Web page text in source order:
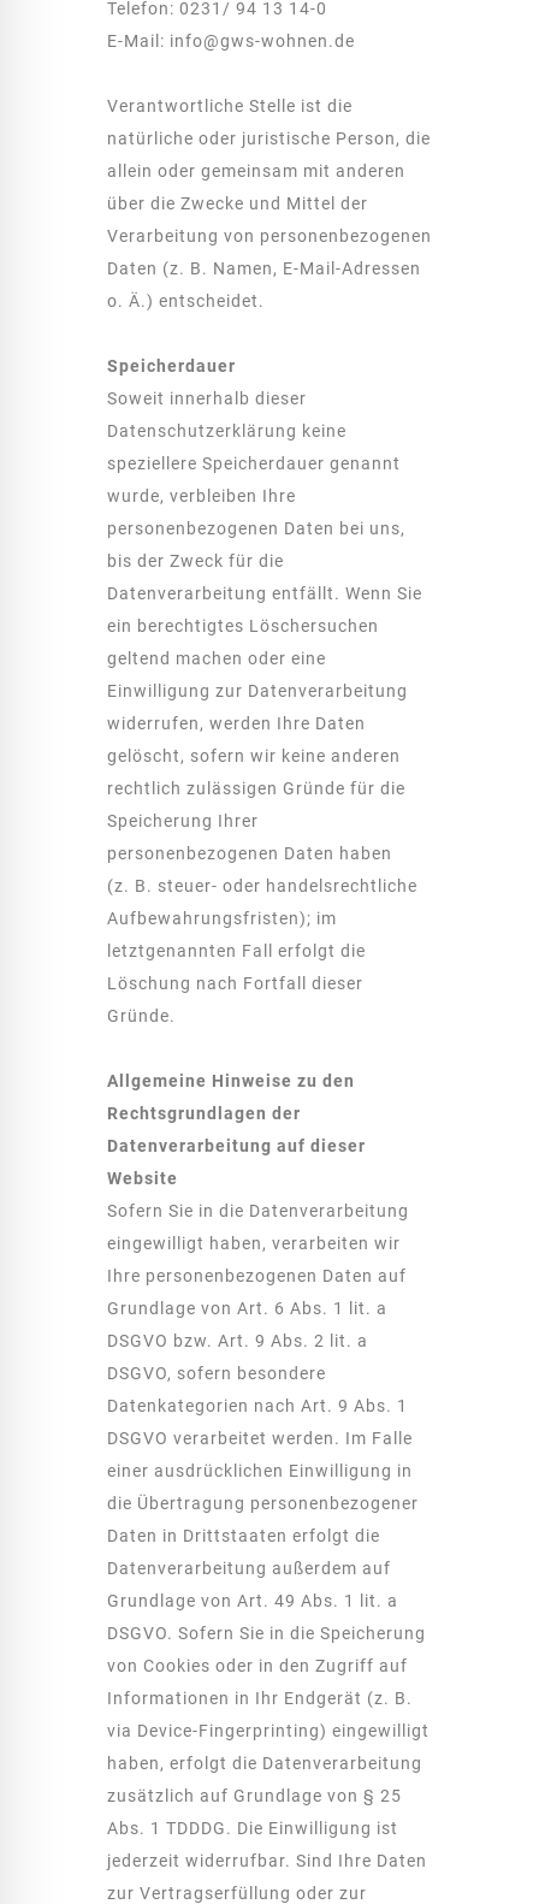
Telefon: 0231/ 94 13 14-0
E-Mail: info@gws-wohnen.de
Verantwortliche Stelle ist die
natürliche oder juristische Person, die
allein oder gemeinsam mit anderen
über die Zwecke und Mittel der
Verarbeitung von personenbezogenen
Daten (z. B. Namen, E-Mail-Adressen
o. Ä.) entscheidet.
Speicherdauer
Soweit innerhalb dieser
Datenschutzerklärung keine
speziellere Speicherdauer genannt
wurde, verbleiben Ihre
personenbezogenen Daten bei uns,
bis der Zweck für die
Datenverarbeitung entfällt. Wenn Sie
ein berechtigtes Löschersuchen
geltend machen oder eine
Einwilligung zur Datenverarbeitung
widerrufen, werden Ihre Daten
gelöscht, sofern wir keine anderen
rechtlich zulässigen Gründe für die
Speicherung Ihrer
personenbezogenen Daten haben
(z. B. steuer- oder handelsrechtliche
Aufbewahrungsfristen); im
letztgenannten Fall erfolgt die
Löschung nach Fortfall dieser
Gründe.
Allgemeine Hinweise zu den
Rechtsgrundlagen der
Datenverarbeitung auf dieser
Website
Sofern Sie in die Datenverarbeitung
eingewilligt haben, verarbeiten wir
Ihre personenbezogenen Daten auf
Grundlage von Art. 6 Abs. 1 lit. a
DSGVO bzw. Art. 9 Abs. 2 lit. a
DSGVO, sofern besondere
Datenkategorien nach Art. 9 Abs. 1
DSGVO verarbeitet werden. Im Falle
einer ausdrücklichen Einwilligung in
die Übertragung personenbezogener
Daten in Drittstaaten erfolgt die
Datenverarbeitung außerdem auf
Grundlage von Art. 49 Abs. 1 lit. a
DSGVO. Sofern Sie in die Speicherung
von Cookies oder in den Zugriff auf
Informationen in Ihr Endgerät (z. B.
via Device-Fingerprinting) eingewilligt
haben, erfolgt die Datenverarbeitung
zusätzlich auf Grundlage von § 25
Abs. 1 TDDDG. Die Einwilligung ist
jederzeit widerrufbar. Sind Ihre Daten
zur Vertragserfüllung oder zur